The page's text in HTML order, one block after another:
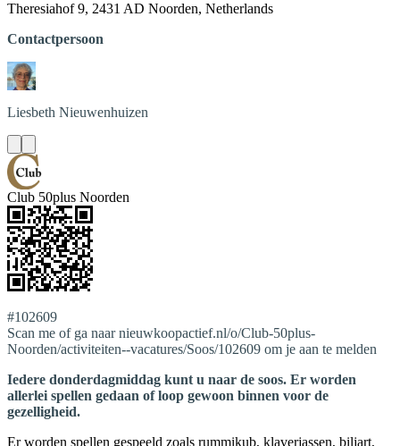
Theresiahof 9, 2431 AD Noorden, Netherlands
Contactpersoon
Liesbeth Nieuwenhuizen
Club 50plus Noorden
#102609
Scan me of ga naar nieuwkoopactief.nl/o/Club-50plus-
Noorden/activiteiten--vacatures/Soos/102609 om je aan te melden
Iedere donderdagmiddag kunt u naar de soos. Er worden
allerlei spellen gedaan of loop gewoon binnen voor de
gezelligheid.
Er worden spellen gespeeld zoals rummikub, klaverjassen, biljart,